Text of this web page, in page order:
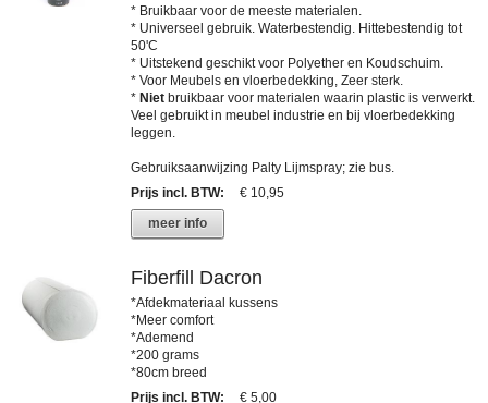
* Bruikbaar voor de meeste materialen.
* Universeel gebruik. Waterbestendig. Hittebestendig tot
50'C
* Uitstekend geschikt voor Polyether en Koudschuim.
* Voor Meubels en vloerbedekking, Zeer sterk.
* Niet bruikbaar voor materialen waarin plastic is verwerkt.
Veel gebruikt in meubel industrie en bij vloerbedekking
leggen.
Gebruiksaanwijzing Palty Lijmspray; zie bus.
Prijs incl. BTW:
€ 10,95
meer info
Fiberfill Dacron
*Afdekmateriaal kussens
*Meer comfort
*Ademend
*200 grams
*80cm breed
Prijs incl. BTW:
€ 5,00